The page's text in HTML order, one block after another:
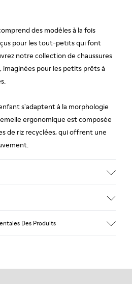
des modèles à la fois
pour les tout-petits qui font
notre collection de chaussures
pour les petits prêts à
s'adaptent à la morphologie
ergonomique est composée
de riz recyclées, qui offrent une
Des Produits